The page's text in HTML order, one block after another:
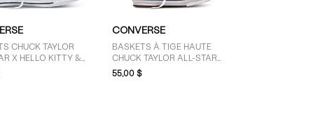
CHUCK TAYLOR
X HELLO KITTY &
BLANCHES
CONVERSE
BASKETS À TIGE HAUTE
CHUCK TAYLOR ALL-STAR
LILAS POUR JEUNES
ENFANTS
55,00 $